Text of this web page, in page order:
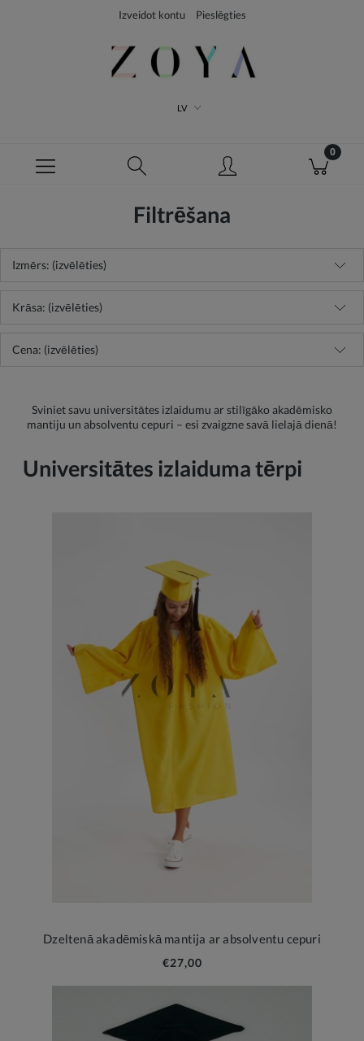
Izveidot kontu Pieslēgties
LV
Filtrēšana
Izmērs: (izvēlēties)
Krāsa: (izvēlēties)
Cena: (izvēlēties)
Sviniet savu universitātes izlaidumu ar stilīgāko akadēmisko
mantiju un absolventu cepuri – esi zvaigzne savā lielajā dienā!
Universitātes izlaiduma tērpi
Dzeltenā akadēmiskā mantija ar absolventu cepuri
€27,00